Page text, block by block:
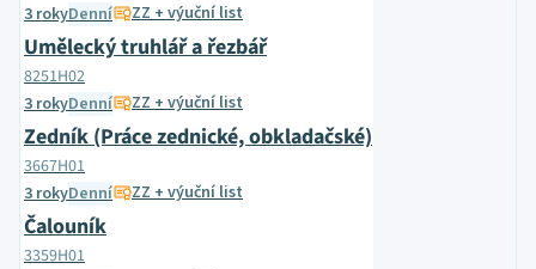
3 rokyDenní ZZ + výuční list
Umělecký truhlář a řezbář
8251H02
3 rokyDenní ZZ + výuční list
Zedník (Práce zednické, obkladačské)
3667H01
3 rokyDenní ZZ + výuční list
Čalouník
3359H01